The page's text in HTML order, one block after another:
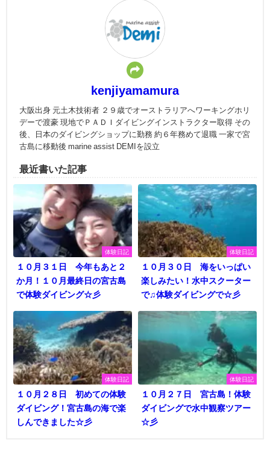
kenjiyamamura
大阪出身 元土木技術者 ２９歳でオーストラリアへワーキングホリ
デーで渡豪 現地でＰＡＤＩダイビングインストラクター取得 その
後、日本のダイビングショップに勤務 約６年務めて退職 一家で宮
古島に移動後 marine assist DEMIを設立
最近書いた記事
体験日記
１０月３１日 今年もあと２
か月！１０月最終日の宮古島
で体験ダイビング☆彡
体験日記
１０月３０日 海をいっぱい
楽しみたい！水中スクーター
で♫体験ダイビングで☆彡
体験日記
１０月２８日 初めての体験
ダイビング！宮古島の海で楽
しんできました☆彡
体験日記
１０月２７日 宮古島！体験
ダイビングで水中観察ツアー
☆彡